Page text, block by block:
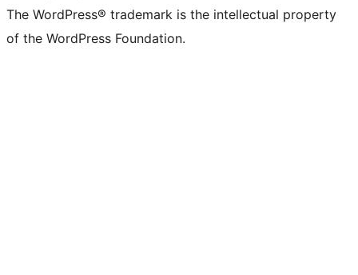
The WordPress® trademark is the intellectual property
of the WordPress Foundation.